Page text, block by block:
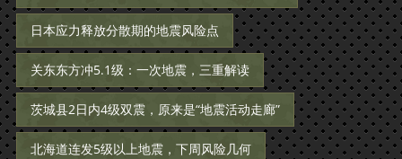
日本应力释放分散期的地震风险点
关东东方冲5.1级：一次地震，三重解读
茨城县2日内4级双震，原来是“地震活动走廊”
北海道连发5级以上地震，下周风险几何